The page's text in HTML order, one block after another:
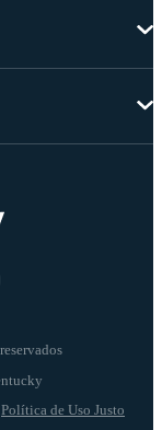
Política de Uso Justo